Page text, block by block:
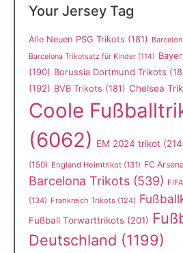
Your Jersey Tag
Alle Neuen PSG Trikots (181)
Barcelona Trikotsatz für Kinder (114)
(190) Borussia Dortmund Trikots
(192) BVB Trikots (181) Chelsea
Coole
(6062) EM 2024 trikot
(150) England Heimtrikot (131) FC
Barcelona Trikots (539)
(134) Frankreich Trikots (124)
Fußball Torwarttrikots (201)
Deutschland (1199)